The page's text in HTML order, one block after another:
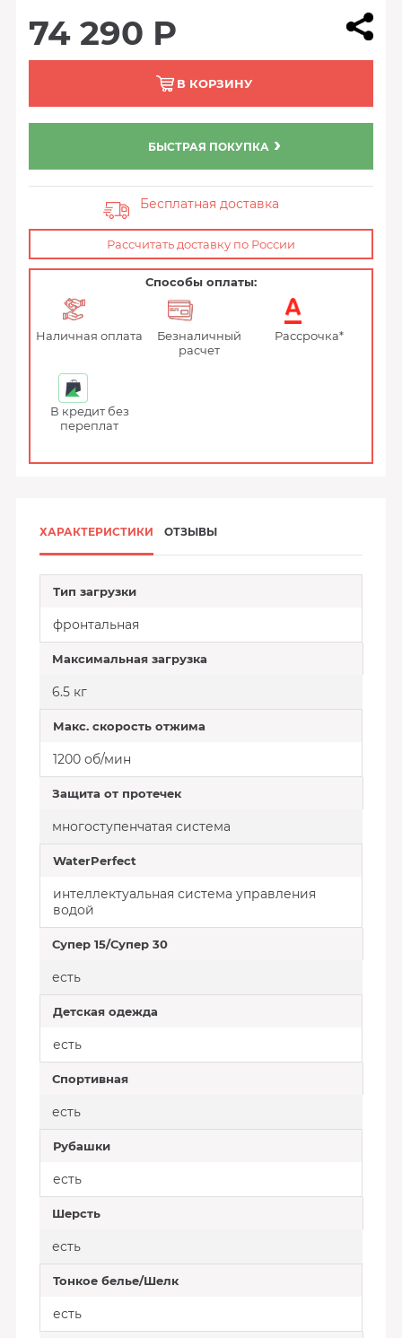
74 290 Р
В КОРЗИНУ
БЫСТРАЯ ПОКУПКА
Бесплатная доставка
Рассчитать доставку по России
Способы оплаты:
Наличная оплата
Безналичный
расчет
Рассрочка*
В кредит без
переплат
ХАРАКТЕРИСТИКИ ОТЗЫВЫ
Тип загрузки
фронтальная
Максимальная загрузка
6.5 кг
Макс. скорость отжима
1200 об/мин
Защита от протечек
многоступенчатая система
WaterPerfect
интеллектуальная система управления
водой
Супер 15/Супер 30
есть
Детская одежда
есть
Спортивная
есть
Рубашки
есть
Шерсть
есть
Тонкое белье/Шелк
есть